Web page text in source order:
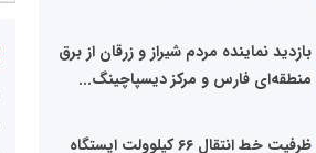
بازدید نماینده مردم شیراز و زرقان از برق
منطقه‌ای فارس و مرکز دیسپاچینگ...
ظرفیت خط انتقال ۶۶ کیلوولت ایستگاه